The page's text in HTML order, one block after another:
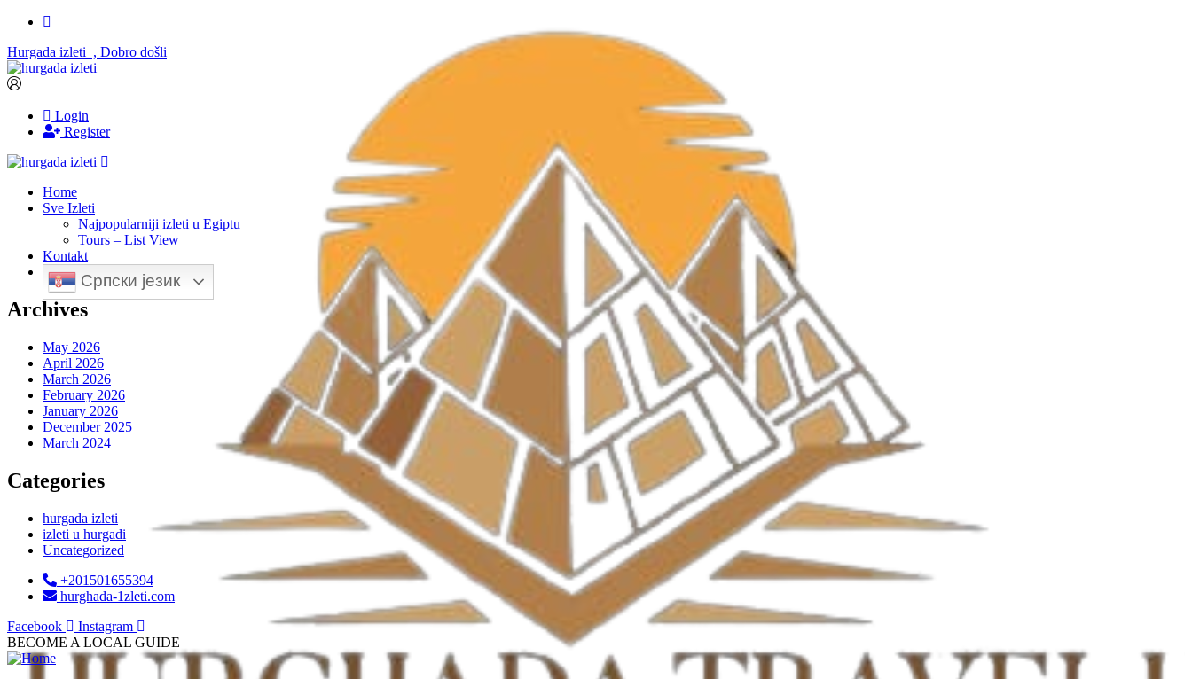
Hurgada izleti , Dobro došli
Login
Register
Home
Sve Izleti
Najpopularniji izleti u Egiptu
Tours – List View
Kontakt
Српски језик
Archives
May 2026
April 2026
March 2026
February 2026
January 2026
December 2025
March 2024
Categories
hurgada izleti
izleti u hurgadi
Uncategorized
+201501655394
hurghada-1zleti.com
Facebook
Instagram
BECOME A LOCAL GUIDE